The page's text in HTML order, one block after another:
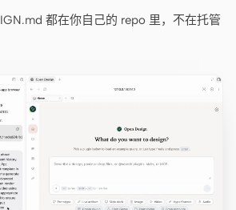
都在你自己的 repo 里，不在托管